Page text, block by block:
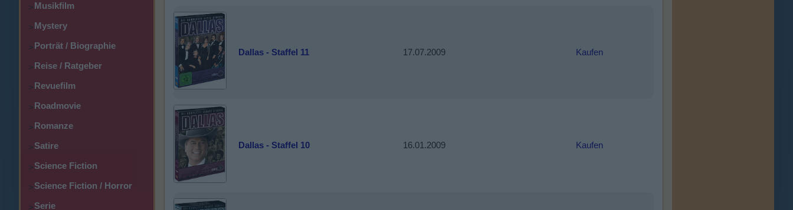
>Musikfilm
>Mystery
>Porträt / Biographie
>Reise / Ratgeber
>Revuefilm
>Roadmovie
>Romanze
>Satire
>Science Fiction
>Science Fiction / Horror
>Serie
Dallas - Staffel 11 17.07.2009 Kaufen
Dallas - Staffel 10 16.01.2009 Kaufen